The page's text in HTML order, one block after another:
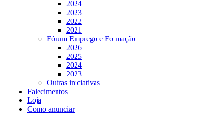
2024
2023
2022
2021
Fórum Emprego e Formação
2026
2025
2024
2023
Outras iniciativas
Falecimentos
Loja
Como anunciar